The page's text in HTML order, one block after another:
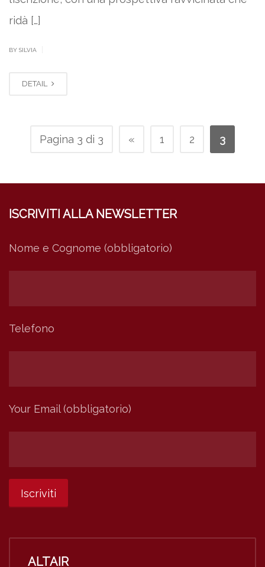
ridà […]
BY SILVIA
DETAIL
Pagina 3 di 3 « 1 2 3
ISCRIVITI ALLA NEWSLETTER
Nome e Cognome (obbligatorio)
Telefono
Your Email (obbligatorio)
ALTAIR